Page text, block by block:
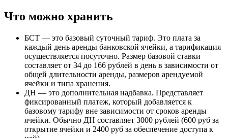
Что можно хранить
БСТ — это базовый суточный тариф. Это плата за
каждый день аренды банковской ячейки, а тарификация
осуществляется посуточно. Размер базовой ставки
составляет от 34 до 166 рублей в день в зависимости от
общей длительности аренды, размеров арендуемой
ячейки и типа хранения.
ДН — это дополнительная надбавка. Представляет
фиксированный платеж, который добавляется к
базовому тарифу вне зависимости от сроков аренды
ячейки. Обычно ДН составляет 3000 рублей (600 руб за
открытие ячейки и 2400 руб за обеспечение доступа к